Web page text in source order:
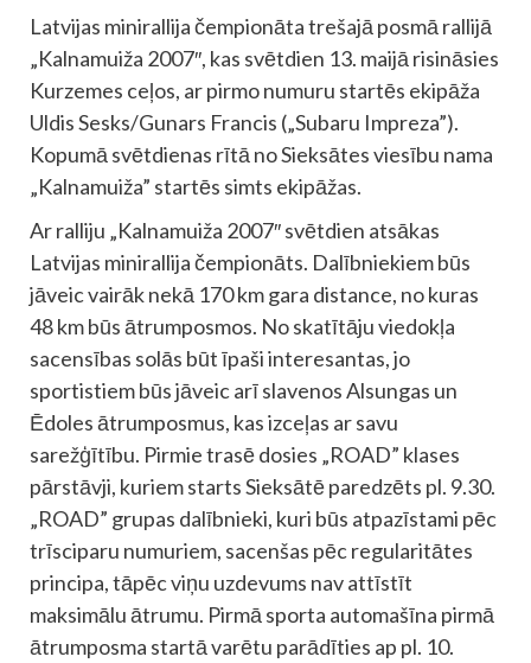
Latvijas minirallija čempionāta trešajā posmā rallijā
„Kalnamuiža 2007″, kas svētdien 13. maijā risināsies
Kurzemes ceļos, ar pirmo numuru startēs ekipāža
Uldis Sesks/Gunars Francis („Subaru Impreza”).
Kopumā svētdienas rītā no Sieksātes viesību nama
„Kalnamuiža” startēs simts ekipāžas.
Ar ralliju „Kalnamuiža 2007″ svētdien atsākas
Latvijas minirallija čempionāts. Dalībniekiem būs
jāveic vairāk nekā 170 km gara distance, no kuras
48 km būs ātrumposmos. No skatītāju viedokļa
sacensības solās būt īpaši interesantas, jo
sportistiem būs jāveic arī slavenos Alsungas un
Ēdoles ātrumposmus, kas izceļas ar savu
sarežģītību. Pirmie trasē dosies „ROAD” klases
pārstāvji, kuriem starts Sieksātē paredzēts pl. 9.30.
„ROAD” grupas dalībnieki, kuri būs atpazīstami pēc
trīsciparu numuriem, sacenšas pēc regularitātes
principa, tāpēc viņu uzdevums nav attīstīt
maksimālu ātrumu. Pirmā sporta automašīna pirmā
ātrumposma startā varētu parādīties ap pl. 10.